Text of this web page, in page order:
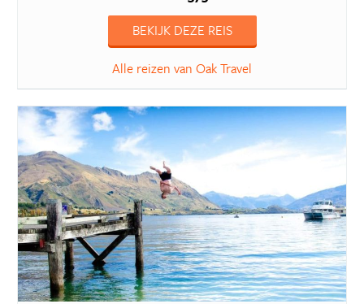
BEKIJK DEZE REIS
Alle reizen van Oak Travel